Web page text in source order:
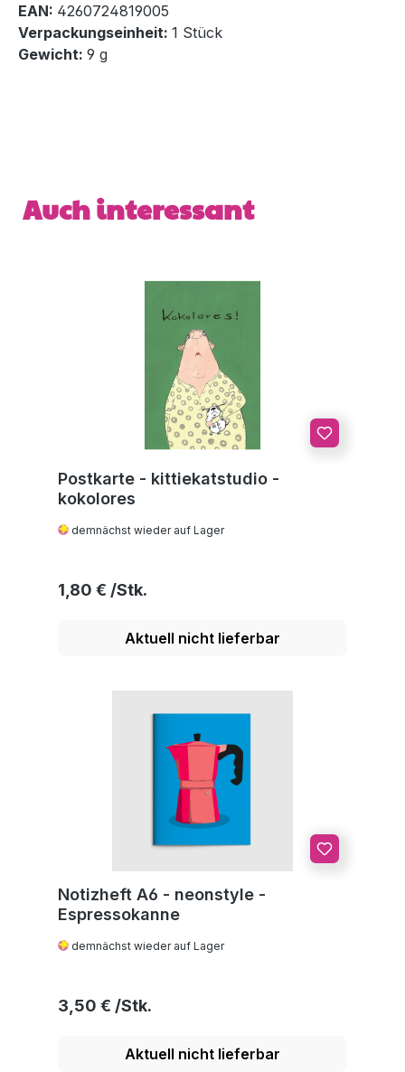
EAN: 4260724819005
Verpackungseinheit: 1 Stück
Gewicht: 9 g
Produktgalerie überspringen
Auch interessant
Postkarte - kittiekatstudio -
kokolores
demnächst wieder auf Lager
Regulärer Preis:
1,80 €
Aktuell nicht lieferbar
Notizheft A6 - neonstyle -
Espressokanne
demnächst wieder auf Lager
Regulärer Preis:
3,50 €
Aktuell nicht lieferbar